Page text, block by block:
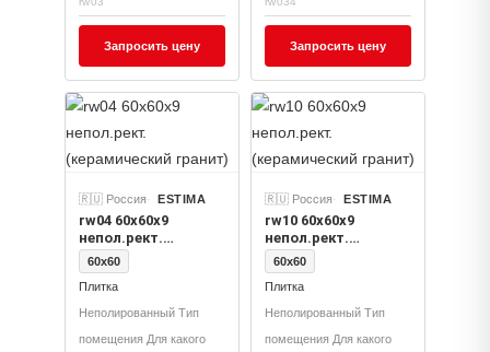
Запросить цену Запросить цену
🇷🇺 Россия ESTIMA
rw04 60x60x9
непол.рект.
(керамический
гранит)
60x60
Плитка
Неполированный Тип
помещения Для какого
🇷🇺 Россия ESTIMA
rw10 60x60x9
непол.рект.
(керамический
гранит)
60x60
Плитка
Неполированный Тип
помещения Для какого